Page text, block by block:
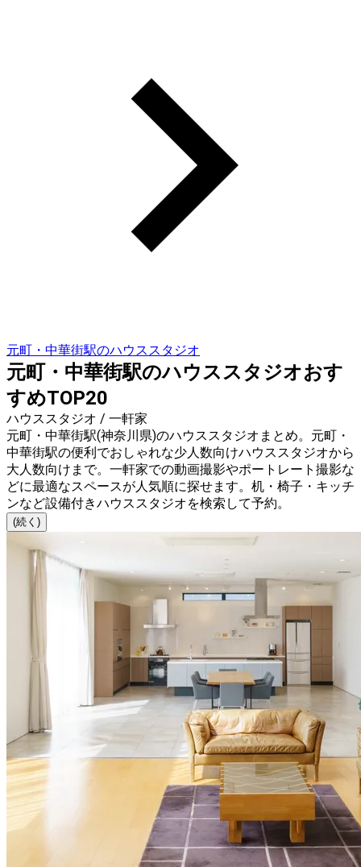
元町・中華街駅のハウススタジオ
元町・中華街駅のハウススタジオおす
すめTOP20
ハウススタジオ / 一軒家
元町・中華街駅(神奈川県)のハウススタジオまとめ。元町・
中華街駅の便利でおしゃれな少人数向けハウススタジオから
大人数向けまで。一軒家での動画撮影やポートレート撮影な
どに最適なスペースが人気順に探せます。机・椅子・キッチ
ンなど設備付きハウススタジオを検索して予約。
(続く)